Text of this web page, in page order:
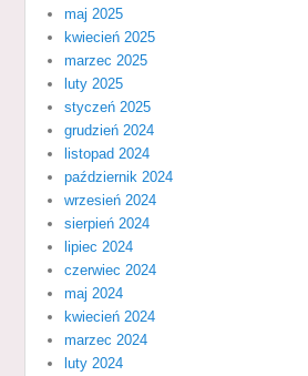
maj 2025
kwiecień 2025
marzec 2025
luty 2025
styczeń 2025
grudzień 2024
listopad 2024
październik 2024
wrzesień 2024
sierpień 2024
lipiec 2024
czerwiec 2024
maj 2024
kwiecień 2024
marzec 2024
luty 2024